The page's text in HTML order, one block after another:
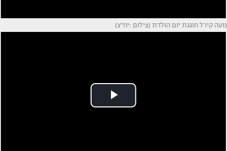
נועה קירל חוגגת יום הולדת (צילום :יח"צ)